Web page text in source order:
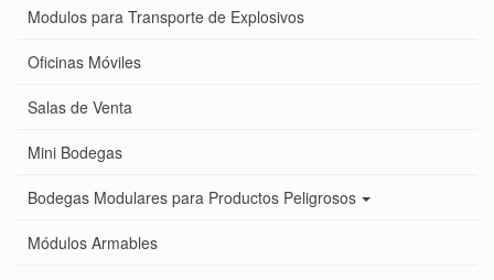
Modulos para Transporte de Explosivos
Oficinas Móviles
Salas de Venta
Mini Bodegas
Bodegas Modulares para Productos Peligrosos
Módulos Armables